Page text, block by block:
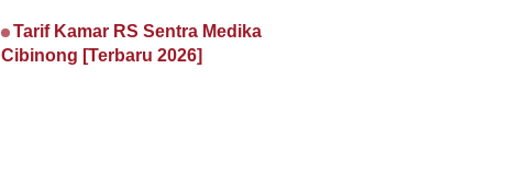
Tarif Kamar RS Sentra Medika
Cibinong [Terbaru 2026]